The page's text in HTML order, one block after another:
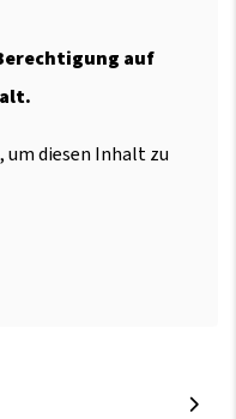
auf
um diesen Inhalt zu